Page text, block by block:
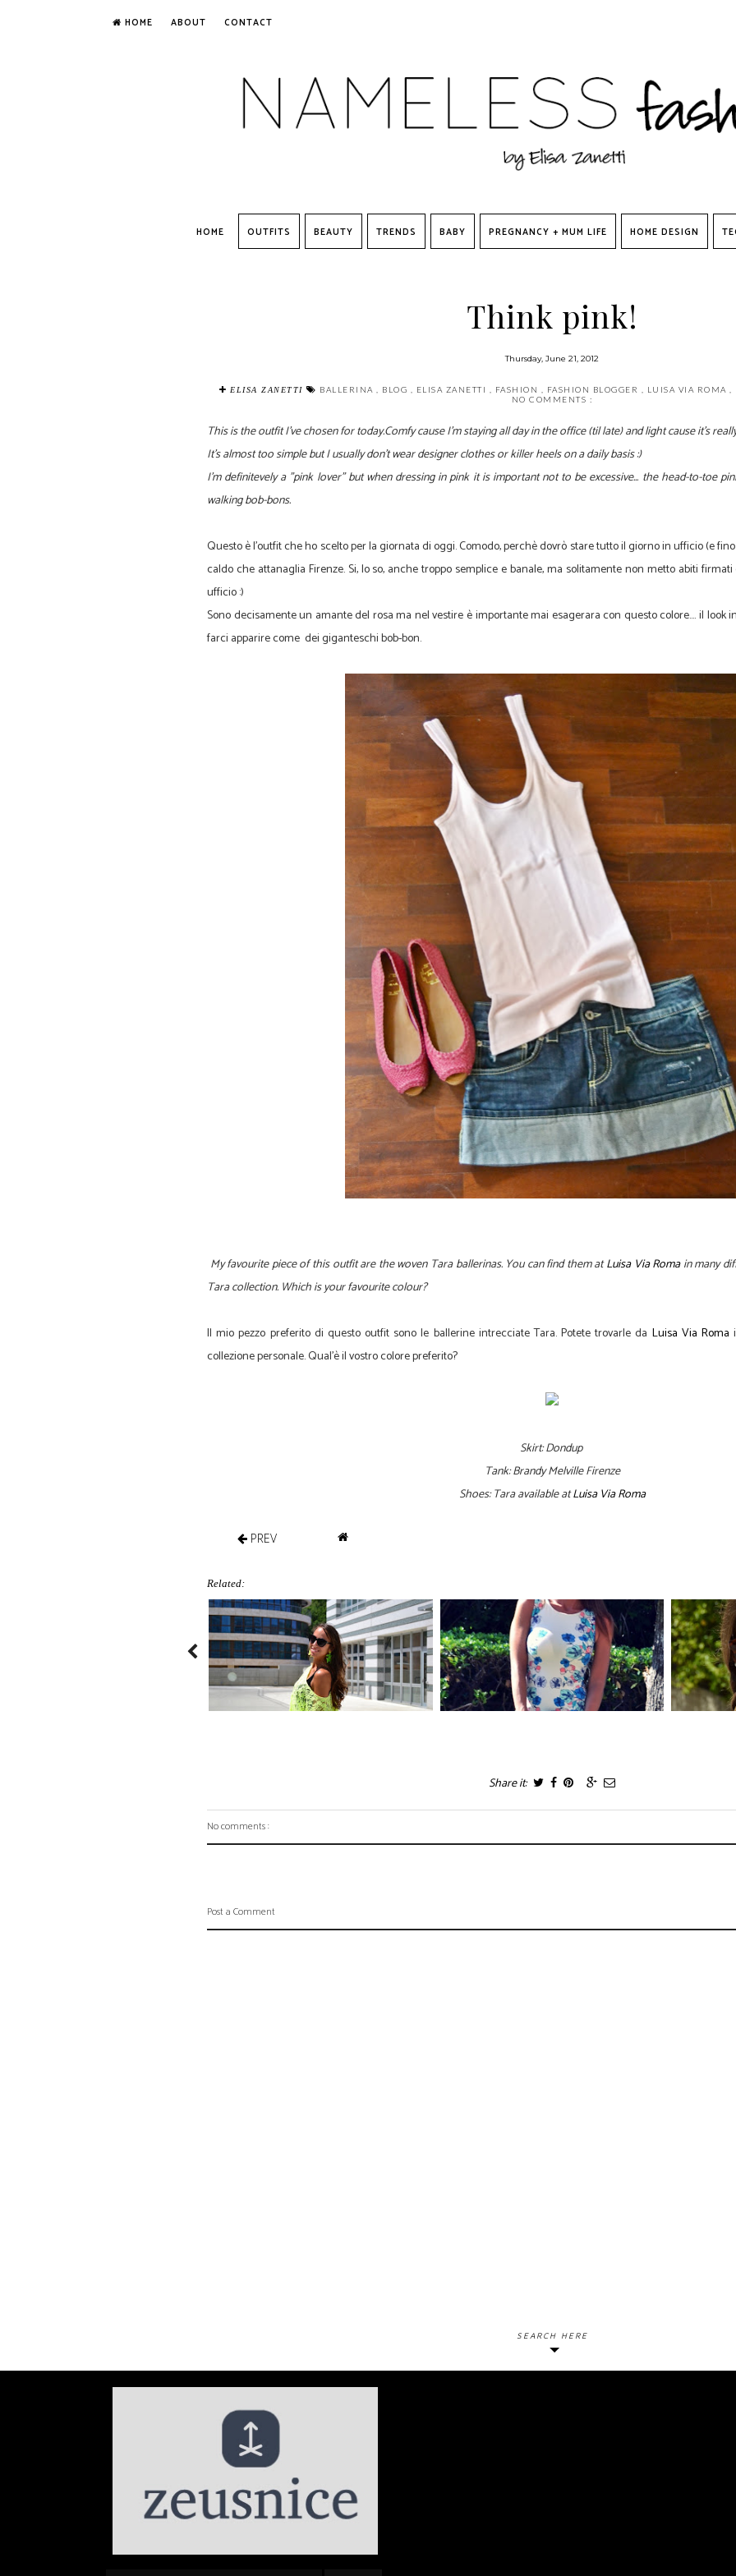
HOME ABOUT CONTACT
HOME OUTFITS BEAUTY TRENDS BABY PREGNANCY + MUM LIFE HOME DESIGN
Think pink!
Thursday, June 21, 2012
ELISA ZANETTI BALLERINA BLOG ELISA ZANETTI FASHION FASHION BLOGGER LUISA VIA ROMA
NO COMMENTS :
This is the outfit I've chosen for today.Comfy cause I'm staying all day in the office (til late) and light cause it's
It's almost too simple but I usually don't wear designer clothes or killer heels on a daily basis :)
I'm definitevely a "pink lover" but when dressing in pink it is important not to be excessive... the head-to-toe
walking bob-bons.
Questo è l'outfit che ho scelto per la giornata di oggi. Comodo, perchè dovrò stare tutto il giorno in ufficio (e
caldo che attanaglia Firenze. Si, lo so, anche troppo semplice e banale, ma solitamente non metto abiti
ufficio :)
Sono decisamente un amante del rosa ma nel vestire è importante mai esagerara con questo colore.... il look
farci apparire come dei giganteschi bob-bon.
My favourite piece of this outfit are the woven Tara ballerinas. You can find them atLuisa Via Romain many
Tara collection. Which is your favourite colour?
Il mio pezzo preferito di questo outfit sono le ballerine intrecciate Tara. Potete trovarle da Luisa Via Roma
collezione personale. Qual'è il vostro colore preferito?
Skirt: Dondup
Tank: Brandy Melville Firenze
Shoes: Tara available atLuisa Via Roma
PREV
Related:
Share it:
No comments :
Post a Comment